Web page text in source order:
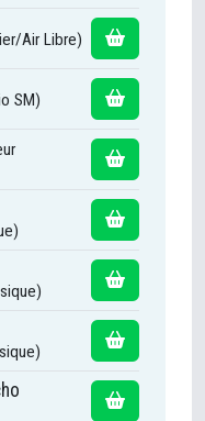
Air Libre)
SM)